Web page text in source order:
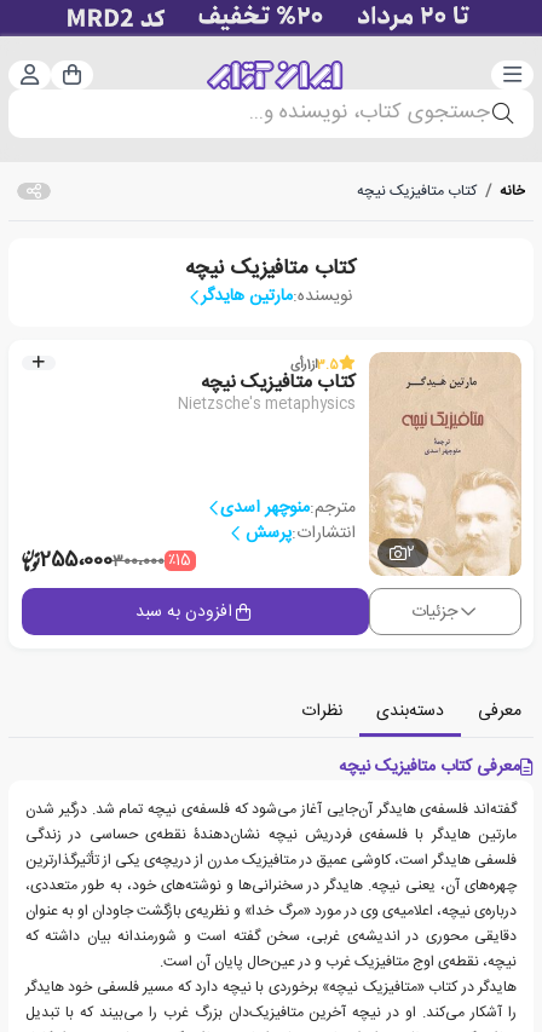
دسته‌بندی سبد
جستجوی کتاب، نویسنده و...
خانه / کتاب متافیزیک نیچه
کتاب متافیزیک نیچه
نویسنده:مارتین هایدگر
2
3.5از1رأی
کتاب متافیزیک نیچه
Nietzsche's metaphysics
مترجم:منوچهر اسدی
انتشارات:پرسش
٪15300،000255،000
جزئیات افزودن به سبد
معرفی دسته‌بندی
نظرات
معرفی کتاب متافیزیک نیچه
گفته‌اند فلسفه‌ی هایدگر آن‌جایی آغاز می‌شود که فلسفه‌ی نیچه تمام شد. درگیر شدن
مارتین هایدگر با فلسفه‌ی فردریش نیچه نشان‌دهندۀ نقطه‌ی حساسی در زندگی
فلسفی هایدگر است، کاوشی عمیق در متافیزیک مدرن از دریچه‌ی یکی از تأثیرگذارترین
چهره‌های آن، یعنی نیچه. هایدگر در سخنرانی‌ها و نوشته‌های خود، به طور متعددی،
درباره‌ی نیچه، اعلامیه‌ی وی در مورد «مرگ خدا» و نظریه‌ی بازگشت جاودان او به عنوان
دقایقی محوری در اندیشه‌ی غربی، سخن گفته است و شورمندانه بیان داشته که
نیچه، نقطه‌ی اوج متافیزیک غرب و در عین‌حال پایان آن است.
هایدگر در کتاب «متافیزیک نیچه» برخوردی با نیچه دارد که مسیر فلسفی خود هایدگر
را آشکار می‌کند. او در نیچه آخرین متافیزیک‌دان بزرگ غرب را می‌بیند که با تبدیل